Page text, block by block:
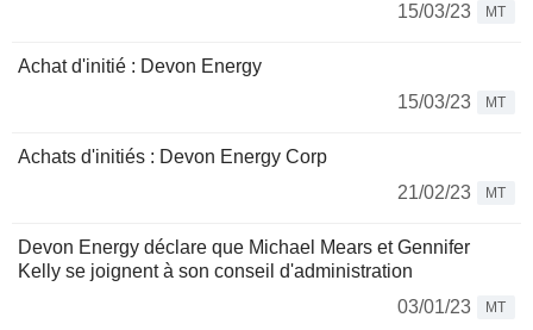
15/03/23
MT
Achat d'initié : Devon Energy
15/03/23
MT
Achats d'initiés : Devon Energy Corp
21/02/23
MT
Devon Energy déclare que Michael Mears et Gennifer
Kelly se joignent à son conseil d'administration
03/01/23
MT